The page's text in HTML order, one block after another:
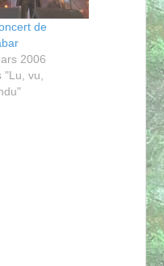
de
2006
"Lu, vu,